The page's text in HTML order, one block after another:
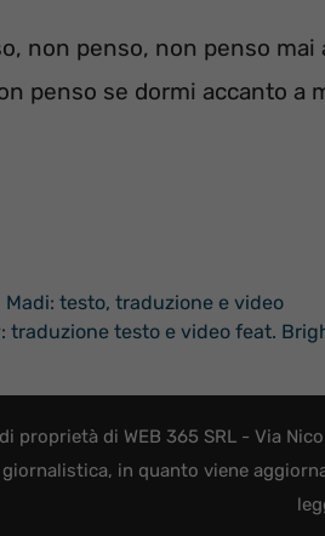
non penso, non penso mai
penso se dormi accanto a
Madi: testo, traduzione e video
traduzione testo e video feat.
proprietà di WEB 365 SRL - Via
in quanto viene